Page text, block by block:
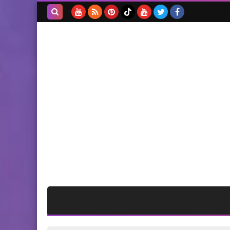
*خبرٌ صحفيّ صادرٌ عن اتّحاد
المعلّمين في لبنان*
*تحالف القوى الفلسطينية
واللجان الشعبية في لبنان حول